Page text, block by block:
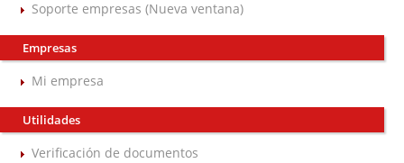
Soporte empresas (Nueva ventana)
Empresas
Mi empresa
Utilidades
Verificación de documentos